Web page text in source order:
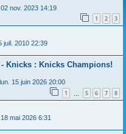
nov. 2023 14:19
1 2 3
juil. 2010 22:39
- Knicks : Knicks Champions!
lun. 15 juin 2026 20:00
1 5 6 7 8
mai 2026 6:31